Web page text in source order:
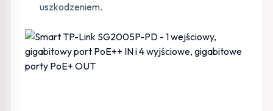
uszkodzeniem.